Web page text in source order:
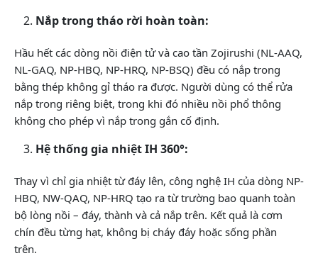
Nắp trong tháo rời hoàn toàn:
Hầu hết các dòng nồi điện tử và cao tần Zojirushi (NL-AAQ,
NL-GAQ, NP-HBQ, NP-HRQ, NP-BSQ) đều có nắp trong
bằng thép không gỉ tháo ra được. Người dùng có thể rửa
nắp trong riêng biệt, trong khi đó nhiều nồi phổ thông
không cho phép vì nắp trong gắn cố định.
Hệ thống gia nhiệt IH 360°:
Thay vì chỉ gia nhiệt từ đáy lên, công nghệ IH của dòng NP-
HBQ, NW-QAQ, NP-HRQ tạo ra từ trường bao quanh toàn
bộ lòng nồi – đáy, thành và cả nắp trên. Kết quả là cơm
chín đều từng hạt, không bị cháy đáy hoặc sống phần
trên.